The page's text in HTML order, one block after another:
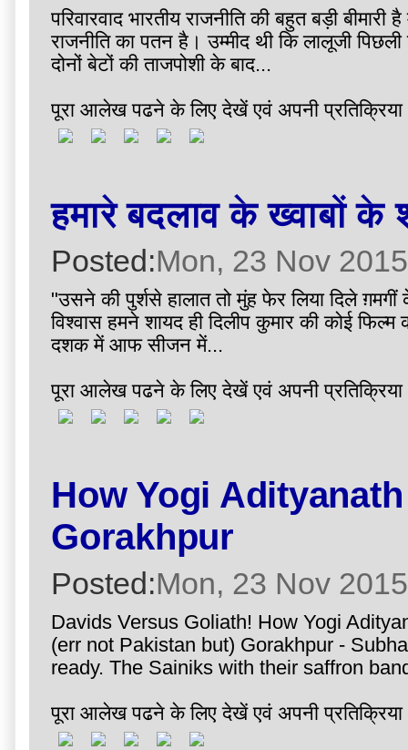
परिवारवाद भारतीय राजनीति की बहुत बड़ी बीमारी
राजनीति का पतन है। उम्मीद थी कि लालूजी
दोनों बेटों की ताजपोशी के बाद...
पूरा आलेख पढने के लिए देखें एवं अपनी
हमारे बदलाव के ख्वाबों के
Posted:Mon, 23 Nov
"उसने की पुर्शसे हालात तो मुंह फेर लिया दिले
विश्वास हमने शायद ही दिलीप कुमार की कोई
दशक में आफ सीजन में...
पूरा आलेख पढने के लिए देखें एवं अपनी
How Yogi
Gorakhpur
Posted:Mon, 23 Nov
Davids Versus Goliath! How Yogi
(err not Pakistan but) Gorakhpur -
ready. The Sainiks with their saffron
पूरा आलेख पढने के लिए देखें एवं अपनी